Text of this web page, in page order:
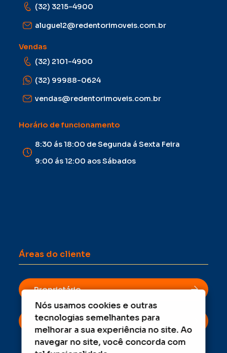
(32) 3215-4900
aluguel2@redentorimoveis.com.br
Vendas
(32) 2101-4900
(32) 99988-0624
vendas@redentorimoveis.com.br
Horário de funcionamento
8:30 ás 18:00 de Segunda á Sexta Feira
9:00 ás 12:00 aos Sábados
Áreas do cliente
Proprietário
Inquilino
Nós usamos cookies e outras
tecnologias semelhantes para
melhorar a sua experiência no site. Ao
navegar no site, você concorda com